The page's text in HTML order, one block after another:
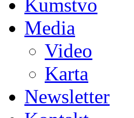
Kumstvo
Media
Video
Karta
Newsletter